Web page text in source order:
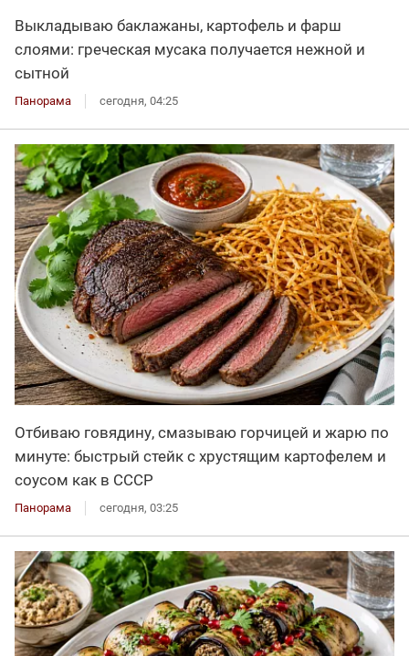
Выкладываю баклажаны, картофель и фарш
слоями: греческая мусака получается нежной и
сытной
Панорама сегодня, 04:25
Отбиваю говядину, смазываю горчицей и жарю по
минуте: быстрый стейк с хрустящим картофелем и
соусом как в СССР
Панорама сегодня, 03:25